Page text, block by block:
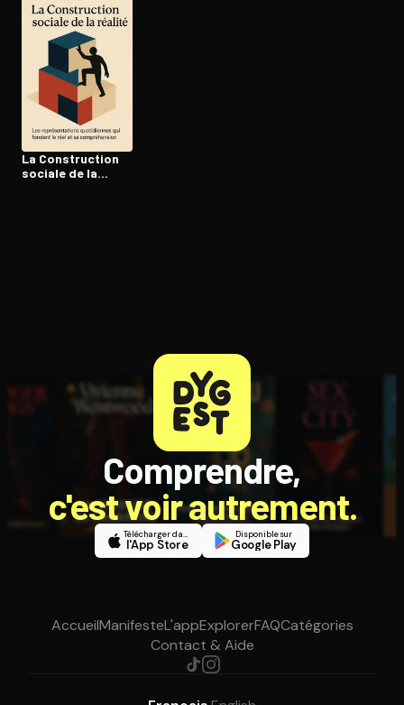
La Construc­tion
sociale de la
Comprendre,
c'est voir autrement.
Télécharger dans
l'App Store
Disponible sur
Google Play
AccueilManifesteL'appExplorerFAQCatégories
Contact & Aide